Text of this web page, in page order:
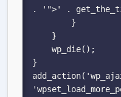
. '">' .
}